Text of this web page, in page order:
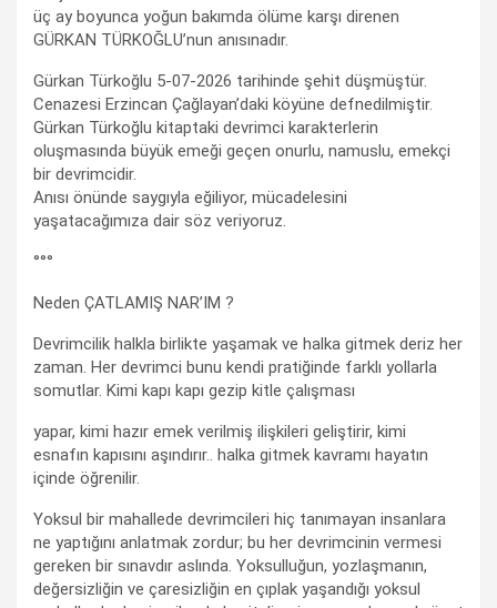
üç ay boyunca yoğun bakımda ölüme karşı direnen
GÜRKAN TÜRKOĞLU’nun anısınadır.
Gürkan Türkoğlu 5-07-2026 tarihinde şehit düşmüştür.
Cenazesi Erzincan Çağlayan’daki köyüne defnedilmiştir.
Gürkan Türkoğlu kitaptaki devrimci karakterlerin
oluşmasında büyük emeği geçen onurlu, namuslu, emekçi
bir devrimcidir.
Anısı önünde saygıyla eğiliyor, mücadelesini
yaşatacağımıza dair söz veriyoruz.
°°°
Neden ÇATLAMIŞ NAR’IM ?
Devrimcilik halkla birlikte yaşamak ve halka gitmek deriz her
zaman. Her devrimci bunu kendi pratiğinde farklı yollarla
somutlar. Kimi kapı kapı gezip kitle çalışması
yapar, kimi hazır emek verilmiş ilişkileri geliştirir, kimi
esnafın kapısını aşındırır.. halka gitmek kavramı hayatın
içinde öğrenilir.
Yoksul bir mahallede devrimcileri hiç tanımayan insanlara
ne yaptığını anlatmak zordur; bu her devrimcinin vermesi
gereken bir sınavdır aslında. Yoksulluğun, yozlaşmanın,
değersizliğin ve çaresizliğin en çıplak yaşandığı yoksul